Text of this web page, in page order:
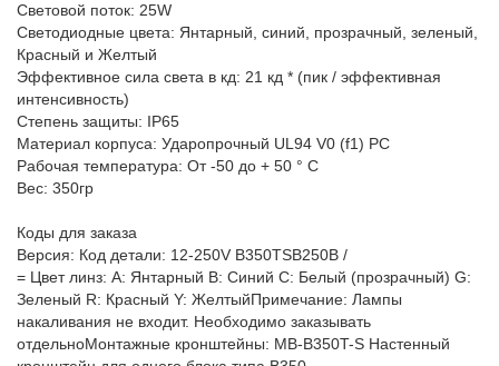
Световой поток: 25W
Светодиодные цвета: Янтарный, синий, прозрачный, зеленый,
Красный и Желтый
Эффективное сила света в кд: 21 кд * (пик / эффективная
интенсивность)
Степень защиты: IP65
Материал корпуса: Ударопрочный UL94 V0 (f1) PC
Рабочая температура: От -50 до + 50 ° C
Вес: 350гр
Коды для заказа
Версия: Код детали: 12-250V B350TSB250B /
= Цвет линз: А: Янтарный B: Синий C: Белый (прозрачный) G:
Зеленый R: Красный Y: ЖелтыйПримечание: Лампы
накаливания не входит. Необходимо заказывать
отдельноМонтажные кронштейны: MB-B350T-S Настенный